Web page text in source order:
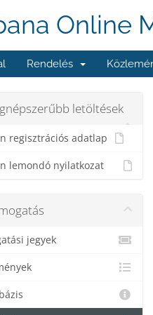
Online
Rendelés
letöltések
regisztrációs adatlap
lemondó nyilatkozat
jegyek